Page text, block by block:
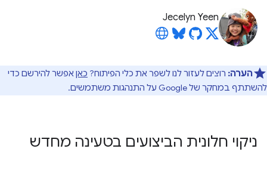
Jecelyn Yeen
הערה: רוצים לעזור לנו לשפר את כלי הפיתוח? כאןאפשר להירשם כדי
להשתתף במחקר של Google על התנהגות משתמשים.
ניקוי חלונית הביצועים בטעינה מחדש